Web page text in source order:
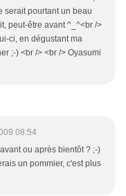
serait pourtant un beau
peut-être avant ^_^<br />
ci, en dégustant ma
;-) <br /> <br /> Oyasumi
08:54
ou après bientôt ? ;-)
un pommier, c'est plus